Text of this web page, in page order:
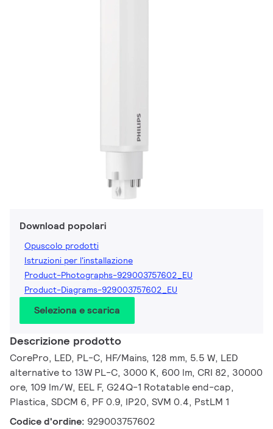
Download popolari
Opuscolo prodotti
Istruzioni per l'installazione
Product-Photographs-929003757602_EU
Product-Diagrams-929003757602_EU
Seleziona e scarica
Descrizione prodotto
CorePro, LED, PL-C, HF/Mains, 128 mm, 5.5 W, LED
alternative to 13W PL-C, 3000 K, 600 lm, CRI 82, 30000
ore, 109 lm/W, EEL F, G24Q-1 Rotatable end-cap,
Plastica, SDCM 6, PF 0.9, IP20, SVM 0.4, PstLM 1
Codice d'ordine: 929003757602